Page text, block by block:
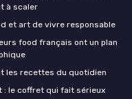
à scaler
et art de vivre responsable
food français ont un plan
les recettes du quotidien
: le coffret qui fait sérieux